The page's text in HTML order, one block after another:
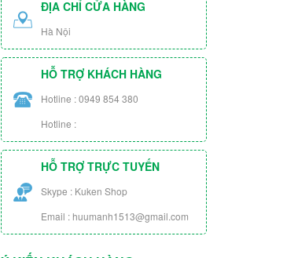
ĐỊA CHỈ CỬA HÀNG
Hà Nội
HỖ TRỢ KHÁCH HÀNG
Hotline : 0949 854 380
Hotline :
HỖ TRỢ TRỰC TUYẾN
Skype : Kuken Shop
Email : huumanh1513@gmail.com